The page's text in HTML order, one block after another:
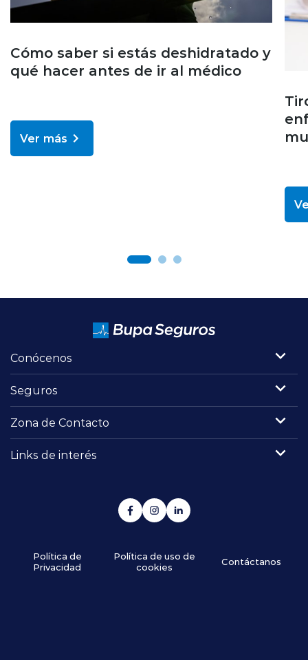
Cómo saber si estás deshidratado y
qué hacer antes de ir al médico
Ver más
Conócenos
Seguros
Zona de Contacto
Links de interés
Política de
Privacidad
Política de uso de
cookies
Contáctanos